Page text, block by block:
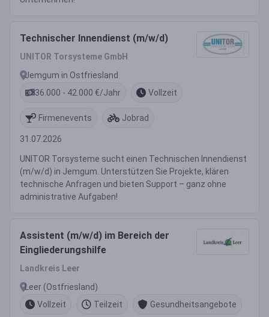
Technischer Innendienst (m/w/d)
UNITOR Torsysteme GmbH
Jemgum in Ostfriesland
36.000 - 42.000 €/Jahr
Vollzeit
Firmenevents Jobrad
31.07.2026
UNITOR Torsysteme sucht einen Technischen Innendienst
(m/w/d) in Jemgum. Unterstützen Sie Projekte, klären
technische Anfragen und bieten Support – ganz ohne
administrative Aufgaben!
Assistent (m/w/d) im Bereich der
Eingliederungshilfe
Landkreis Leer
Leer (Ostfriesland)
Vollzeit
Teilzeit Gesundheitsangebote